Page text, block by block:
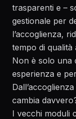
trasparenti e –
gestionale per
l’accoglienza,
tempo di
Non è solo una
esperienza e
cambia
I vecchi moduli